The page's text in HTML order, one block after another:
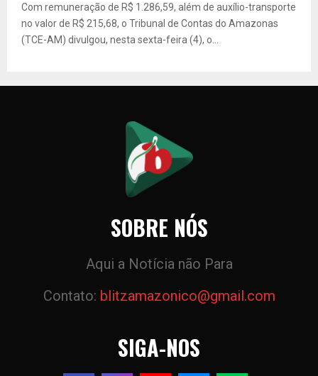
Com remuneração de R$ 1.286,59, além de auxílio-transporte
no valor de R$ 215,68, o Tribunal de Contas do Amazonas
(TCE-AM) divulgou, nesta sexta-feira (4), o...
SOBRE NÓS
Aqui a Notícia não Para
Contato: blitzamazonico@gmail.com
SIGA-NOS